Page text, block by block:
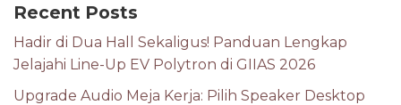
Recent Posts
Hadir di Dua Hall Sekaligus! Panduan Lengkap
Jelajahi Line-Up EV Polytron di GIIAS 2026
Upgrade Audio Meja Kerja: Pilih Speaker Desktop